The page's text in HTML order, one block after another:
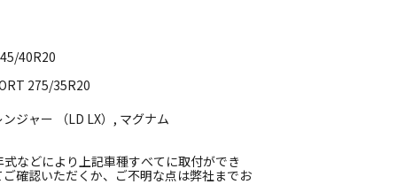
40R20
275/35R20
ジャー （LD LX）, マグナム
などにより上記車種すべてに取付ができ
確認いただくか、ご不明な点は弊社までお